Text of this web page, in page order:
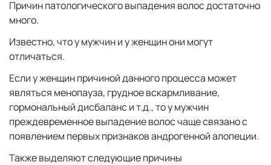
Причин патологического выпадения волос достаточно
много.
Известно, что у мужчин и у женщин они могут
отличаться.
Если у женщин причиной данного процесса может
являться менопауза, грудное вскармливание,
гормональный дисбаланс и т.д., то у мужчин
преждевременное выпадение волос чаще связано с
появлением первых признаков андрогенной алопеции.
Также выделяют следующие причины